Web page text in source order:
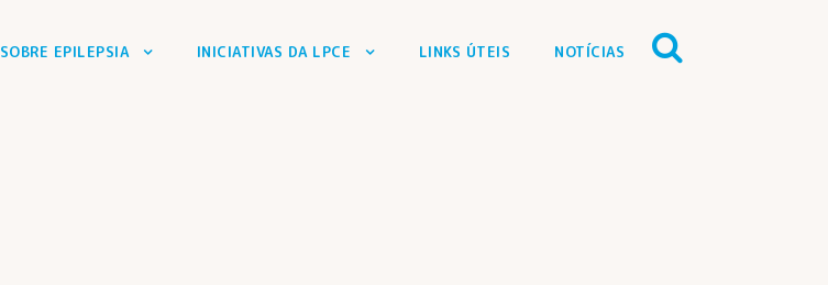
SOBRE EPILEPSIA INICIATIVAS DA LPCE LINKS ÚTEIS NOTÍCIAS